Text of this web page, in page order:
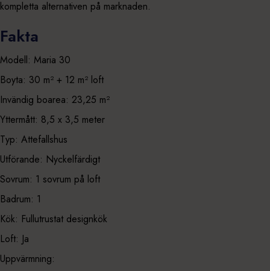
kompletta alternativen på marknaden.
Fakta
Modell: Maria 30
Boyta: 30 m² + 12 m² loft
Invändig boarea: 23,25 m²
Yttermått: 8,5 x 3,5 meter
Typ: Attefallshus
Utförande: Nyckelfärdigt
Sovrum: 1 sovrum på loft
Badrum: 1
Kök: Fullutrustat designkök
Loft: Ja
Uppvärmning: